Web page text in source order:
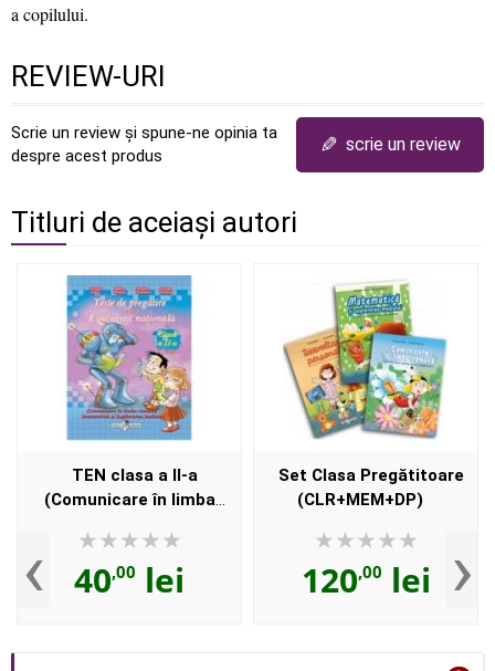
a copilului.
REVIEW-URI
Scrie un review și spune-ne opinia ta
despre acest produs
✎ scrie un review
Titluri de aceiași autori
‹
TEN clasa a II-a
(Comunicare în limba
Explorarea Mediului)
40,00 lei
Set Clasa Pregătitoare
(CLR+MEM+DP)
120,00 lei ›